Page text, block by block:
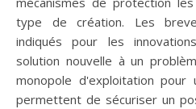
type de création. Les
indiqués pour les
solution nouvelle à un
monopole d'exploitation
permettent de sécuriser un